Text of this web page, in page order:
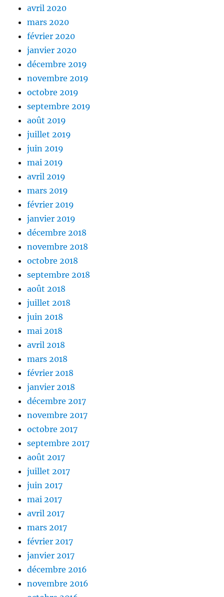
avril 2020
mars 2020
février 2020
janvier 2020
décembre 2019
novembre 2019
octobre 2019
septembre 2019
août 2019
juillet 2019
juin 2019
mai 2019
avril 2019
mars 2019
février 2019
janvier 2019
décembre 2018
novembre 2018
octobre 2018
septembre 2018
août 2018
juillet 2018
juin 2018
mai 2018
avril 2018
mars 2018
février 2018
janvier 2018
décembre 2017
novembre 2017
octobre 2017
septembre 2017
août 2017
juillet 2017
juin 2017
mai 2017
avril 2017
mars 2017
février 2017
janvier 2017
décembre 2016
novembre 2016